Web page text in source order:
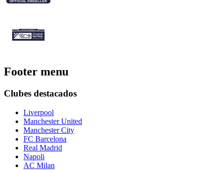
Footer menu
Clubes destacados
Liverpool
Manchester United
Manchester City
FC Barcelona
Real Madrid
Napoli
AC Milan